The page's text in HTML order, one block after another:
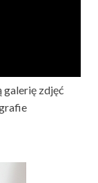
galerię zdjęć